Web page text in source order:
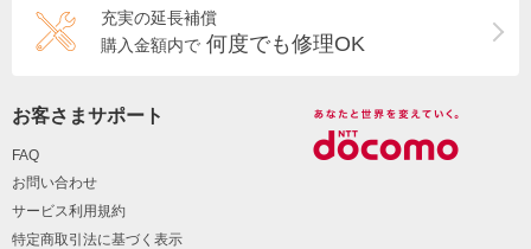
充実の延長補償
購入金額内で 何度でも修理OK
お客さまサポート
FAQ
お問い合わせ
サービス利用規約
特定商取引法に基づく表示